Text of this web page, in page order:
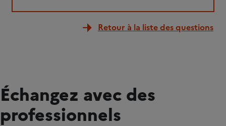
Retour à la liste des questions
Échangez avec des
professionnels